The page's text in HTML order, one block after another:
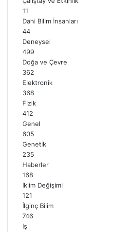
11
Dahi Bilim İnsanları
44
Deneysel
499
Doğa ve Çevre
362
Elektronik
368
Fizik
412
Genel
605
Genetik
235
Haberler
168
İklim Değişimi
121
İlginç Bilim
746
İş